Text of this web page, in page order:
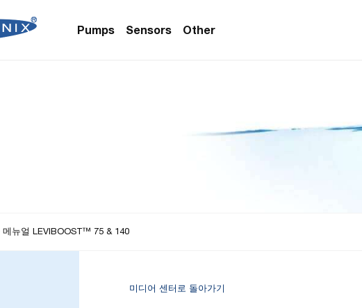
Pumps
(Solvent Applications)
Sensors
On Flow Sensors
On Flow Sensors (First
Other
Controllers (Single-Use)
메뉴얼 LEVIBOOST™ 75 & 140
미디어 센터로 돌아가기